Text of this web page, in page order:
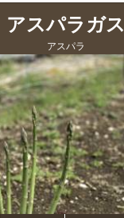
アスパラガス
アスパラ